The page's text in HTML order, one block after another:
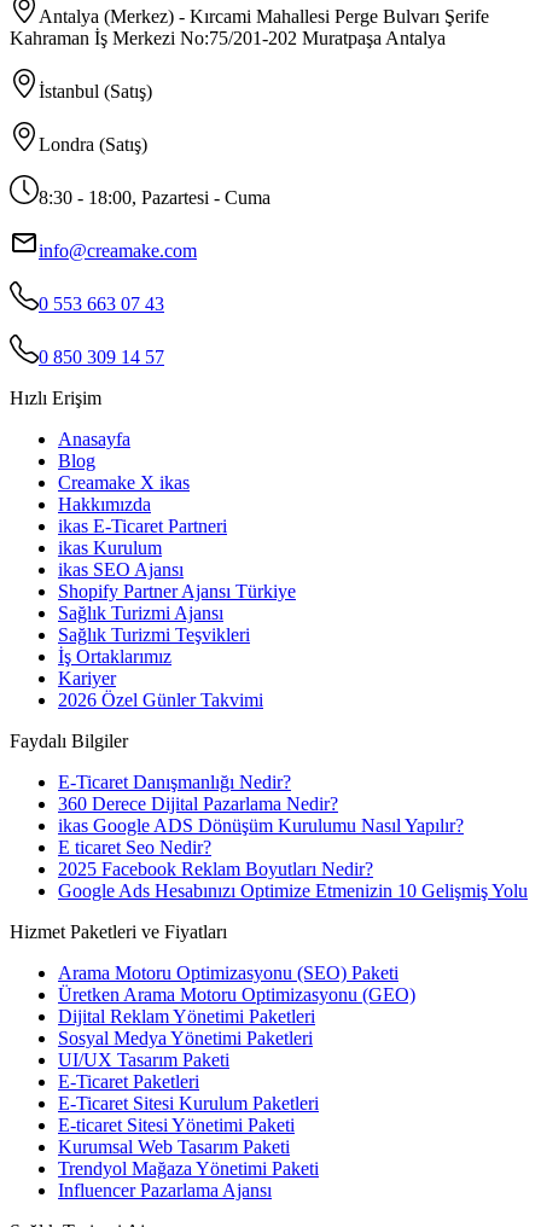
Antalya (Merkez) - Kırcami Mahallesi Perge Bulvarı Şerife
Kahraman İş Merkezi No:75/201-202 Muratpaşa Antalya
İstanbul (Satış)
Londra (Satış)
8:30 - 18:00, Pazartesi - Cuma
info@creamake.com
0 553 663 07 43
0 850 309 14 57
Hızlı Erişim
Anasayfa
Blog
Creamake X ikas
Hakkımızda
ikas E-Ticaret Partneri
ikas Kurulum
ikas SEO Ajansı
Shopify Partner Ajansı Türkiye
Sağlık Turizmi Ajansı
Sağlık Turizmi Teşvikleri
İş Ortaklarımız
Kariyer
2026 Özel Günler Takvimi
Faydalı Bilgiler
E-Ticaret Danışmanlığı Nedir?
360 Derece Dijital Pazarlama Nedir?
ikas Google ADS Dönüşüm Kurulumu Nasıl Yapılır?
E ticaret Seo Nedir?
2025 Facebook Reklam Boyutları Nedir?
Google Ads Hesabınızı Optimize Etmenizin 10 Gelişmiş Yolu
Hizmet Paketleri ve Fiyatları
Arama Motoru Optimizasyonu (SEO) Paketi
Üretken Arama Motoru Optimizasyonu (GEO)
Dijital Reklam Yönetimi Paketleri
Sosyal Medya Yönetimi Paketleri
UI/UX Tasarım Paketi
E-Ticaret Paketleri
E-Ticaret Sitesi Kurulum Paketleri
E-ticaret Sitesi Yönetimi Paketi
Kurumsal Web Tasarım Paketi
Trendyol Mağaza Yönetimi Paketi
Influencer Pazarlama Ajansı